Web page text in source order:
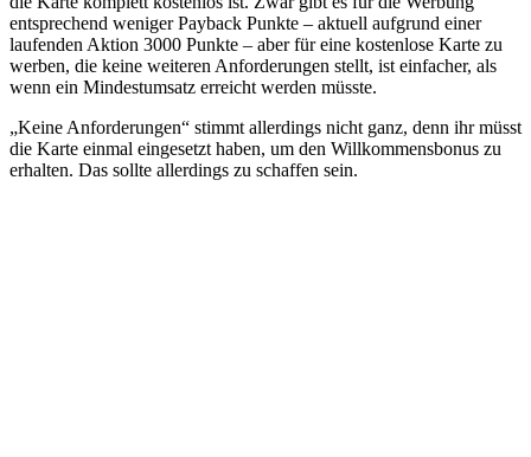
entsprechend weniger Payback Punkte – aktuell aufgrund einer
laufenden Aktion 3000 Punkte – aber für eine kostenlose Karte zu
werben, die keine weiteren Anforderungen stellt, ist einfacher, als
wenn ein Mindestumsatz erreicht werden müsste.
„Keine Anforderungen“ stimmt allerdings nicht ganz, denn ihr müsst
die Karte einmal eingesetzt haben, um den Willkommensbonus zu
erhalten. Das sollte allerdings zu schaffen sein.